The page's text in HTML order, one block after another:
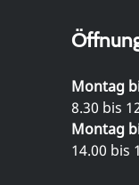
Montag
8.30 bis
Montag
14.00 bis